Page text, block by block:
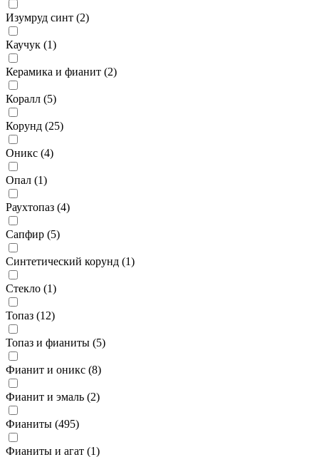
Изумруд синт (2)
Каучук (1)
Керамика и фианит (2)
Коралл (5)
Корунд (25)
Оникс (4)
Опал (1)
Раухтопаз (4)
Сапфир (5)
Синтетический корунд (1)
Стекло (1)
Топаз (12)
Топаз и фианиты (5)
Фианит и оникс (8)
Фианит и эмаль (2)
Фианиты (495)
Фианиты и агат (1)